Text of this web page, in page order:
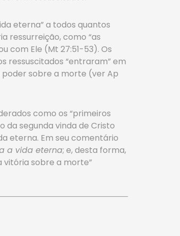
eterna” a todos quantos
ressurreição, como “as
com Ele (Mt 27:51-53). Os
ressuscitados “entraram” em
poder sobre a morte (ver Ap
como os “primeiros
da segunda vinda de Cristo
eterna. Em seu comentário
a vida eterna; e, desta forma,
vitória sobre a morte”